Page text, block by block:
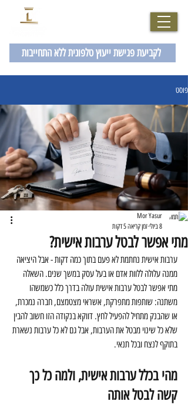
לקביעת פגישת ייעוץ טלפונית ללא התחייבות
פוסט
מתי אפשר לבטל ערבות אישית?
Mor Yasur
8 ביולי
זמן קריאה 5 דקות
ערבות אישית נחתמת לא פעם בתוך כמה דקות - אבל היציאה
ממנה עלולה ללוות אדם או בעל עסק במשך שנים. השאלה
מתי אפשר לבטל ערבות אישית עולה בדרך כלל כשמשהו
משתנה: שותפות מתפרקת, אשראי מצטמצם, חברה נמכרת,
או שהבנק מתחיל להפעיל לחץ. דווקא בנקודה הזו חשוב להבין
שלא כל שינוי מבטל את הערבות, אבל גם לא כל ערבות נשארת
בתוקף לנצח ובכל תנאי.
מהי בכלל ערבות אישית, ולמה כל כך
קשה לבטל אותה